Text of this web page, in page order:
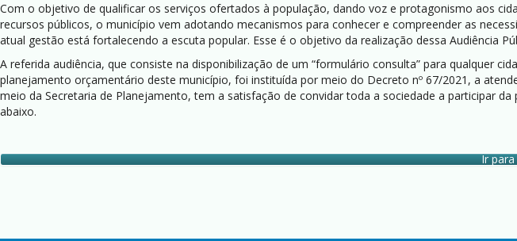
Com o objetivo de qualificar os serviços ofertados à população, dando voz e protagonismo aos
recursos públicos, o município vem adotando mecanismos para conhecer e compreender as
atual gestão está fortalecendo a escuta popular. Esse é o objetivo da realização dessa Audiência
A referida audiência, que consiste na disponibilização de um “formulário consulta” para qualquer
planejamento orçamentário deste município, foi instituída por meio do Decreto nº 67/2021, a
meio da Secretaria de Planejamento, tem a satisfação de convidar toda a sociedade a participar
abaixo.
Ir